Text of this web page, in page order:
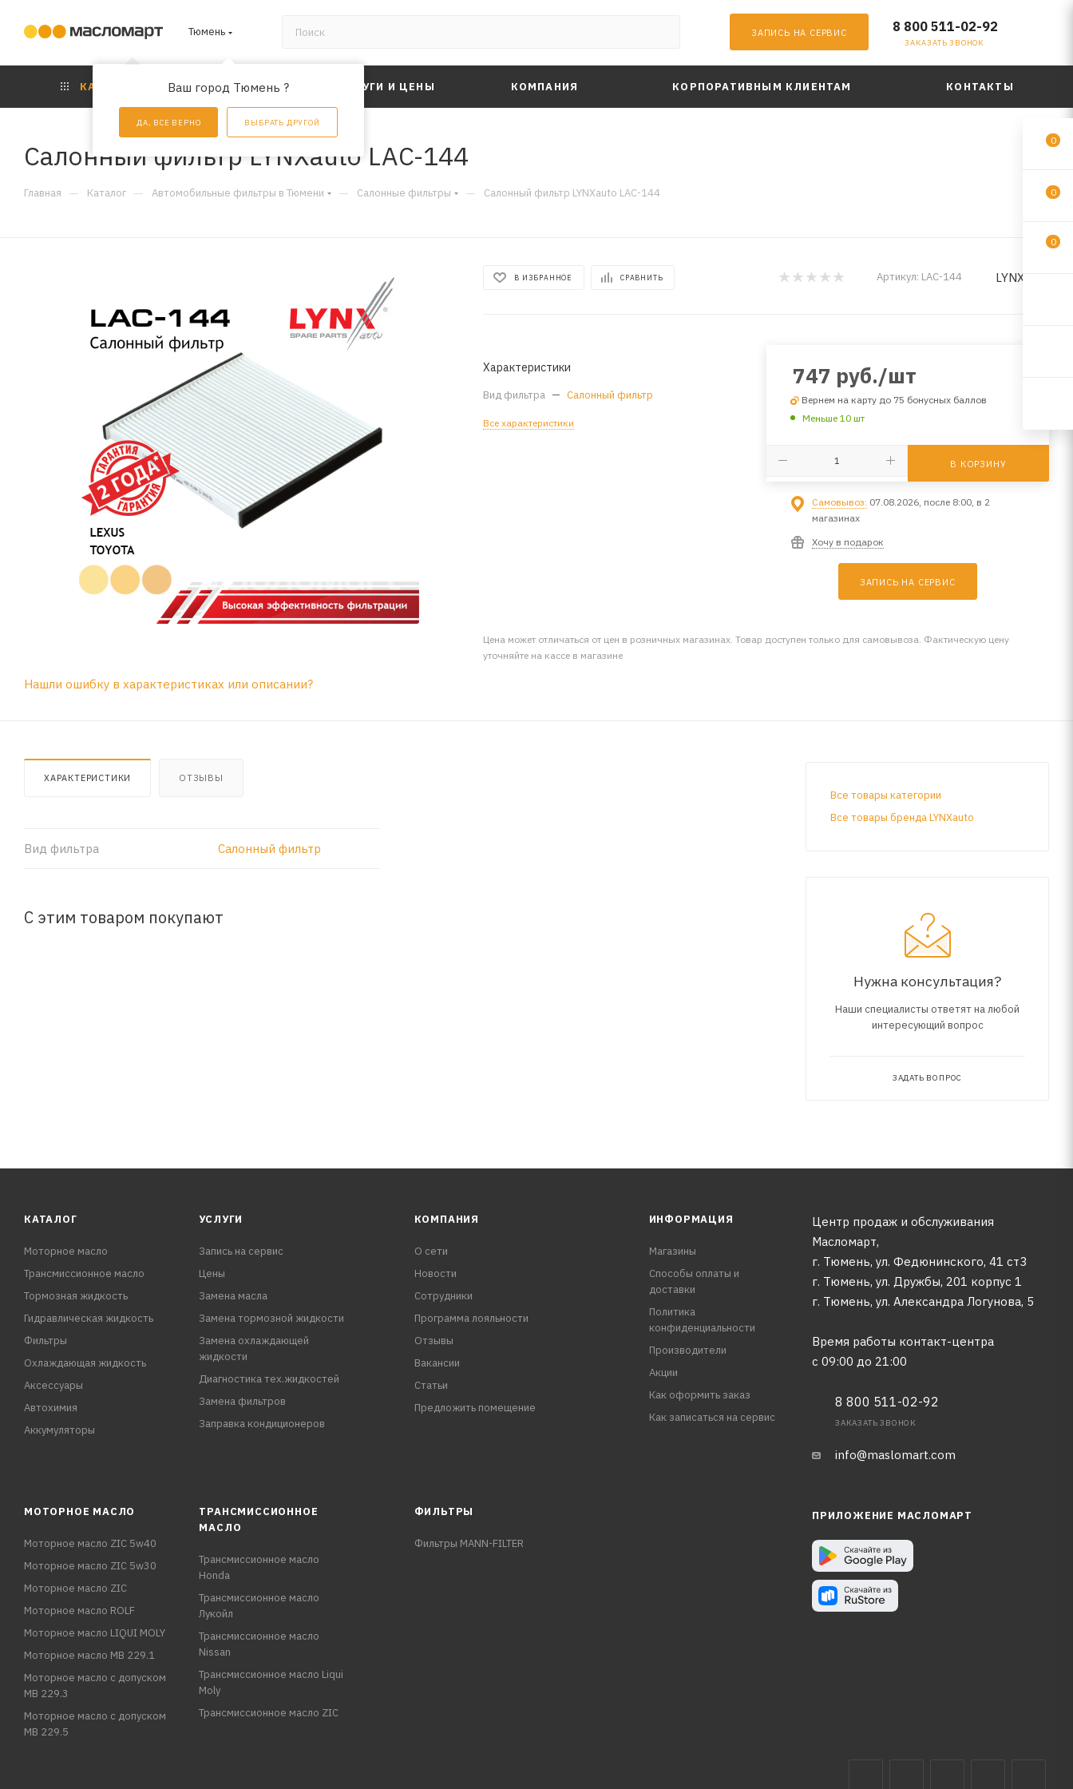
Тюмень
Ваш город Тюмень ?
ДА, ВСЕ ВЕРНО ВЫБРАТЬ ДРУГОЙ
ЗАПИСЬ НА СЕРВИС 8 800 511-02-92
ЗАКАЗАТЬ ЗВОНОК
КАТАЛОГ АКЦИИ УСЛУГИ И ЦЕНЫ КОМПАНИЯ КОРПОРАТИВНЫМ КЛИЕНТАМ КОНТАКТЫ
Салонный фильтр LYNXauto LAC-144
Главная — Каталог — Автомобильные фильтры в Тюмени — Салонные фильтры — Салонный фильтр LYNXauto LAC-144
В ИЗБРАННОЕ СРАВНИТЬ Артикул: LAC-144 LYNXauto
Характеристики
Вид фильтра — Салонный фильтр
Все характеристики
747 руб./шт
Вернем на карту до 75 бонусных баллов
Меньше 10 шт
В КОРЗИНУ
Самовывоз: 07.08.2026, после 8:00, в 2
магазинах
Хочу в подарок
ЗАПИСЬ НА СЕРВИС
Цена может отличаться от цен в розничных магазинах. Товар доступен только для самовывоза. Фактическую цену
уточняйте на кассе в магазине
Нашли ошибку в характеристиках или описании?
ХАРАКТЕРИСТИКИ ОТЗЫВЫ
Вид фильтра Салонный фильтр
С этим товаром покупают
Все товары категории
Все товары бренда LYNXauto
Нужна консультация?
Наши специалисты ответят на любой
интересующий вопрос
ЗАДАТЬ ВОПРОС
КАТАЛОГ
Моторное масло
Трансмиссионное масло
Тормозная жидкость
Гидравлическая жидкость
Фильтры
Охлаждающая жидкость
Аксессуары
Автохимия
Аккумуляторы
УСЛУГИ
Запись на сервис
Цены
Замена масла
Замена тормозной жидкости
Замена охлаждающей
жидкости
Диагностика тех.жидкостей
Замена фильтров
Заправка кондиционеров
КОМПАНИЯ
О сети
Новости
Сотрудники
Программа лояльности
Отзывы
Вакансии
Статьи
Предложить помещение
ИНФОРМАЦИЯ
Магазины
Способы оплаты и
доставки
Политика
конфиденциальности
Производители
Акции
Как оформить заказ
Как записаться на сервис
Центр продаж и обслуживания
Масломарт,
г. Тюмень, ул. Федюнинского, 41 ст3
г. Тюмень, ул. Дружбы, 201 корпус 1
г. Тюмень, ул. Александра Логунова, 5
Время работы контакт-центра
с 09:00 до 21:00
8 800 511-02-92
ЗАКАЗАТЬ ЗВОНОК
info@maslomart.com
МОТОРНОЕ МАСЛО
Моторное масло ZIC 5w40
Моторное масло ZIC 5w30
Моторное масло ZIC
Моторное масло ROLF
Моторное масло LIQUI MOLY
Моторное масло MB 229.1
Моторное масло с допуском
MB 229.3
Моторное масло с допуском
MB 229.5
ТРАНСМИССИОННОЕ
МАСЛО
Трансмиссионное масло
Honda
Трансмиссионное масло
Лукойл
Трансмиссионное масло
Nissan
Трансмиссионное масло Liqui
Moly
Трансмиссионное масло ZIC
ФИЛЬТРЫ
Фильтры MANN-FILTER
ПРИЛОЖЕНИЕ МАСЛОМАРТ
0
0
0